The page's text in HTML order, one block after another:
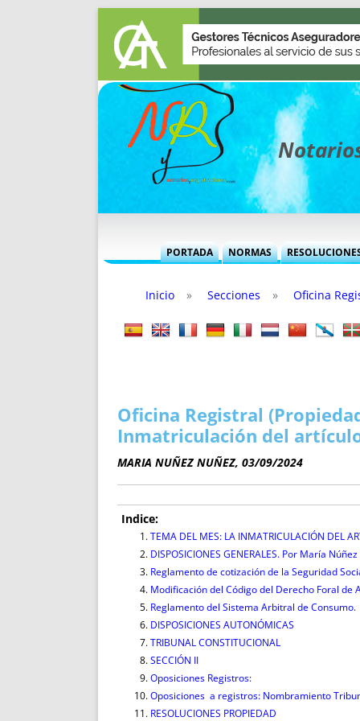
PORTADA NORMAS
INFORMES MENSUALES
TITULARES DESDE 2002
A MANO
FUTURAS NORMAS
VOCES
SUCESIONES
Inicio » Secciones » Oficina
Oficina Registral
Inmatriculación del
MARIA NUÑEZ NUÑEZ, 03/09/2024
Indice:
TEMA DEL MES: LA INMATRICULACIÓN DEL
DISPOSICIONES GENERALES. Por María
Reglamento de cotización de la Seguridad
Modificación del Código del Derecho Foral de
Reglamento del Sistema Arbitral de Consumo.
DISPOSICIONES AUTONÓMICAS
TRIBUNAL CONSTITUCIONAL
SECCIÓN II
Oposiciones Registros:
Oposiciones a registros: Nombramiento
RESOLUCIONES PROPIEDAD